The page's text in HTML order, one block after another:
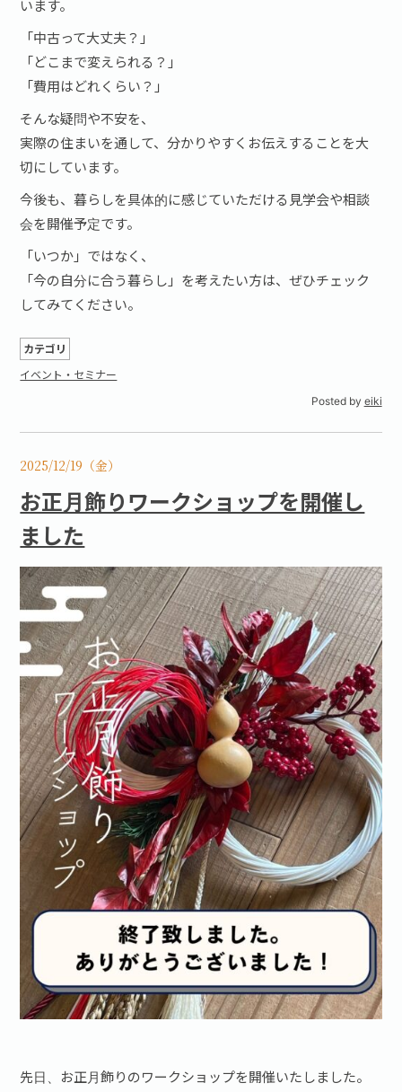
います。
「中古って大丈夫？」
「どこまで変えられる？」
「費用はどれくらい？」
そんな疑問や不安を、
実際の住まいを通して、分かりやすくお伝えすることを大
切にしています。
今後も、暮らしを具体的に感じていただける見学会や相談
会を開催予定です。
「いつか」ではなく、
「今の自分に合う暮らし」を考えたい方は、ぜひチェック
してみてください。
カテゴリ
イベント・セミナー
Posted by eiki
2025/12/19（金）
お正月飾りワークショップを開催し
ました
先日、お正月飾りのワークショップを開催いたしました。